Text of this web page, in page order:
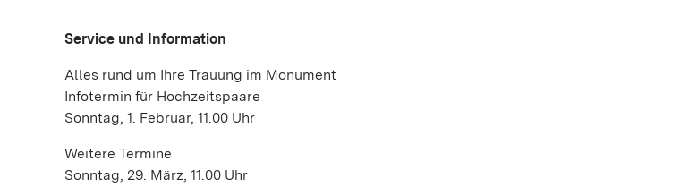
Service und Information
Alles rund um Ihre Trauung im Monument
Infotermin für Hochzeitspaare
Sonntag, 1. Februar, 11.00 Uhr
Weitere Termine
Sonntag, 29. März, 11.00 Uhr